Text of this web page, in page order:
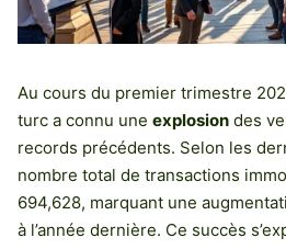
Au cours du premier trimestre
turc a connu une explosion des
records précédents. Selon les
nombre total de transactions
694,628, marquant une
à l’année dernière. Ce succès